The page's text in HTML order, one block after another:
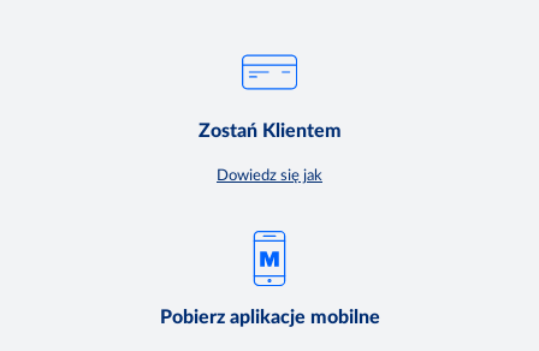
Zostań Klientem
Dowiedz się jak
Pobierz aplikacje mobilne